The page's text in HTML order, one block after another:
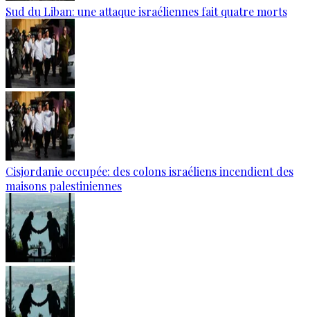
Sud du Liban: une attaque israéliennes fait quatre morts
Cisjordanie occupée: des colons israéliens incendient des
maisons palestiniennes